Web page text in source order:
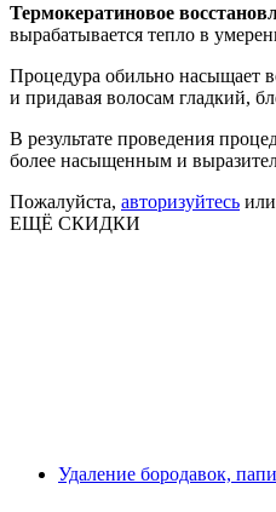
Термокератиновое
вырабатывается тепло в
Процедура обильно насыщает
и придавая волосам гладкий,
В результате проведения
более насыщенным и
Пожалуйста, авторизуйтесь или
ЕЩЁ СКИДКИ
Удаление бородавок,